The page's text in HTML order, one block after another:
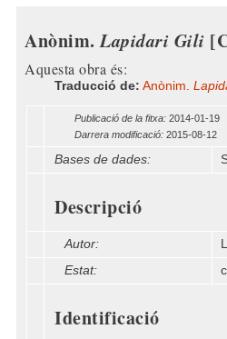
Anònim.Lapidari Gili
Aquesta obra és:
Traducció de: Anònim.
Publicació de la fitxa: 2014-01-19
Darrera modificació: 2015-08-12
Bases de dades:
Descripció
Autor:
Estat:
Identificació